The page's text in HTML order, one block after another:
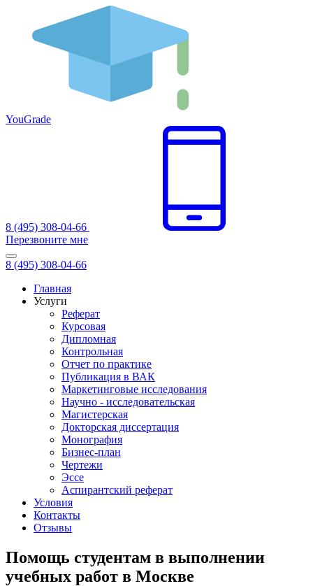
YouGrade
8 (495) 308-04-66
Перезвоните мне
8 (495) 308-04-66
Главная
Услуги
Реферат
Курсовая
Дипломная
Контрольная
Отчет по практике
Публикация в ВАК
Маркетинговые исследования
Научно - исследовательская
Магистерская
Докторская диссертация
Монография
Бизнес-план
Чертежи
Эссе
Аспирантский реферат
Условия
Контакты
Отзывы
Помощь студентам в выполнении
учебных работ в Москве